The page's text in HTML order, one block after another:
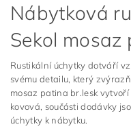
Nábytková
Sekol mosaz
Rustikální úchytky dotváří
svému detailu, který
mosaz patina br.lesk
kovová, součásti dodávky
úchytky k nábytku.